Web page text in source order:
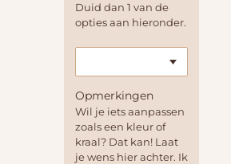
Duid dan 1 van de
opties aan hieronder.
Opmerkingen
Wil je iets aanpassen
zoals een kleur of
kraal? Dat kan! Laat
je wens hier achter. Ik